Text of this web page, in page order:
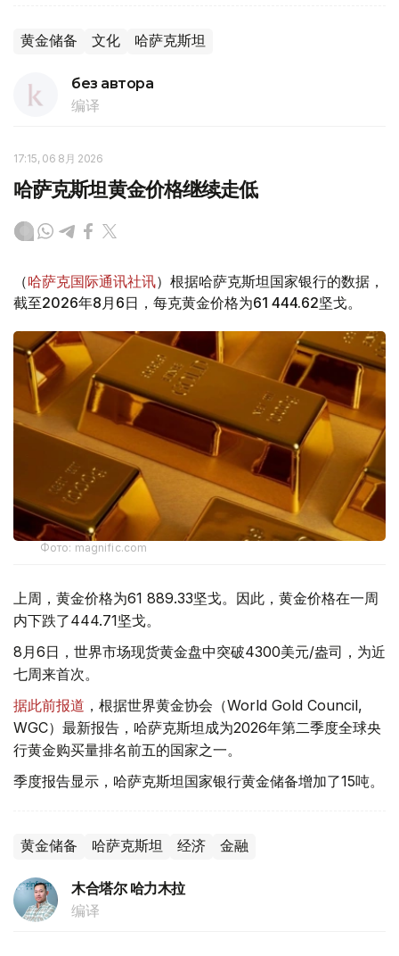
黄金储备 文化 哈萨克斯坦
без автора
编译
17:15, 06 8月 2026
哈萨克斯坦黄金价格继续走低
（哈萨克国际通讯社讯）根据哈萨克斯坦国家银行的数据，
截至2026年8月6日，每克黄金价格为61 444.62坚戈。
Фото: magnific.com
上周，黄金价格为61 889.33坚戈。因此，黄金价格在一周
内下跌了444.71坚戈。
8月6日，世界市场现货黄金盘中突破4300美元/盎司，为近
七周来首次。
据此前报道 ，根据世界黄金协会（World Gold Council,
WGC）最新报告，哈萨克斯坦成为2026年第二季度全球央
行黄金购买量排名前五的国家之一。
季度报告显示，哈萨克斯坦国家银行黄金储备增加了15吨。
黄金储备 哈萨克斯坦 经济 金融
木合塔尔 哈力木拉
编译